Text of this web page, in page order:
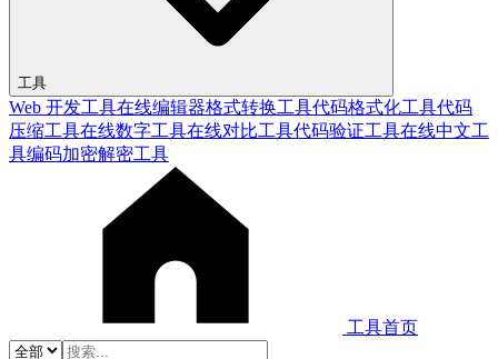
工具
Web 开发工具在线编辑器格式转换工具代码格式化工具代码
压缩工具在线数字工具在线对比工具代码验证工具在线中文工
具编码加密解密工具
工具首页